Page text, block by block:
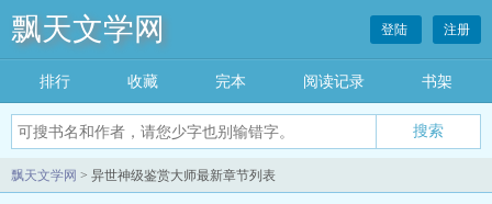
飘天文学网 登陆 注册
排行 收藏 完本 阅读记录 书架
飘天文学网 > 异世神级鉴赏大师最新章节列表